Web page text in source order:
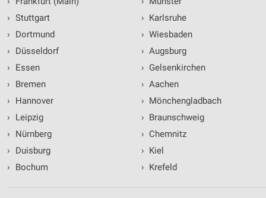
› Stuttgart
›
Dortmund
›
Düsseldorf
›
Essen
›
Bremen
›
Hannover
›
Leipzig
›
Nürnberg
›
Duisburg
›
Bochum
› Karlsruhe
› Wiesbaden
› Augsburg
› Gelsenkirchen
› Aachen
› Mönchengladbach
› Braunschweig
› Chemnitz
› Kiel
› Krefeld
Verwendung genauer Standortdaten
Informationen identifizieren
Nicht-IAB-Verarbeitungszwecke:
Notwendig
Performance
Funktional
Werbung